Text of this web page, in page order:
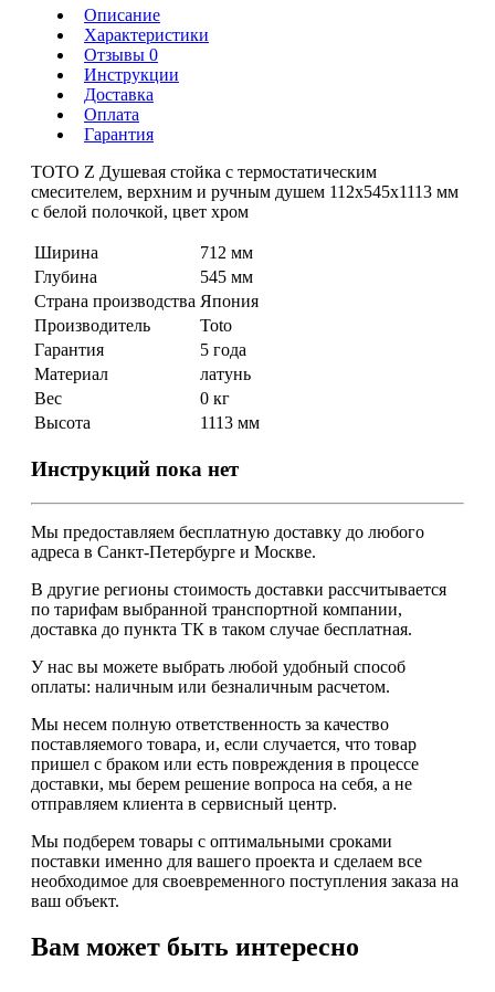
Описание
Характеристики
Отзывы 0
Инструкции
Доставка
Оплата
Гарантия
TOTO Z Душевая стойка с термостатическим
смесителем, верхним и ручным душем 112x545x1113 мм
с белой полочкой, цвет хром
Ширина
712 мм
Глубина
545 мм
Страна производства Япония
Производитель
Toto
Гарантия
5 года
Материал
латунь
Вес
0 кг
Высота
1113 мм
Инструкций пока нет
Мы предоставляем бесплатную доставку до любого
адреса в Санкт-Петербурге и Москве.
В другие регионы стоимость доставки рассчитывается
по тарифам выбранной транспортной компании,
доставка до пункта ТК в таком случае бесплатная.
У нас вы можете выбрать любой удобный способ
оплаты: наличным или безналичным расчетом.
Мы несем полную ответственность за качество
поставляемого товара, и, если случается, что товар
пришел с браком или есть повреждения в процессе
доставки, мы берем решение вопроса на себя, а не
отправляем клиента в сервисный центр.
Мы подберем товары с оптимальными сроками
поставки именно для вашего проекта и сделаем все
необходимое для своевременного поступления заказа на
ваш объект.
Вам может быть интересно